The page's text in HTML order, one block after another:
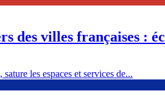
des villes françaises :
les espaces et services de...